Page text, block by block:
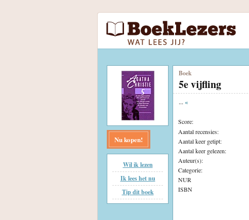
Nu kopen!
Wil ik lezen
Ik lees het nu
Tip dit boek
Boek
5e vijfling
... «
Score:
Aantal recensies:
Aantal keer getipt:
Aantal keer gelezen:
Auteur(s):
Categorie:
NUR
ISBN